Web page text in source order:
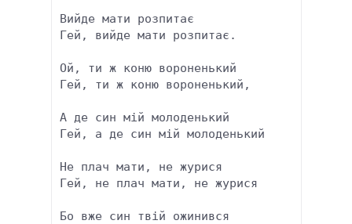
Вийде мати розпитає
Гей, вийде мати розпитає.
Ой, ти ж коню вороненький
Гей, ти ж коню вороненький,
А де син мій молоденький
Гей, а де син мій молоденький
Не плач мати, не журися
Гей, не плач мати, не журися
Бо вже син твій ожинився